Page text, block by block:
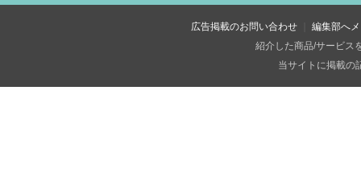
広告掲載のお問い合わせ
編集部へ
紹介した商品/サービス
当サイトに掲載の